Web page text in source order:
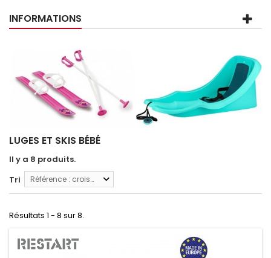
INFORMATIONS
LUGES ET SKIS BÉBÉ
Il y a 8 produits.
Tri
Référence : croissante
Résultats 1 - 8 sur 8.